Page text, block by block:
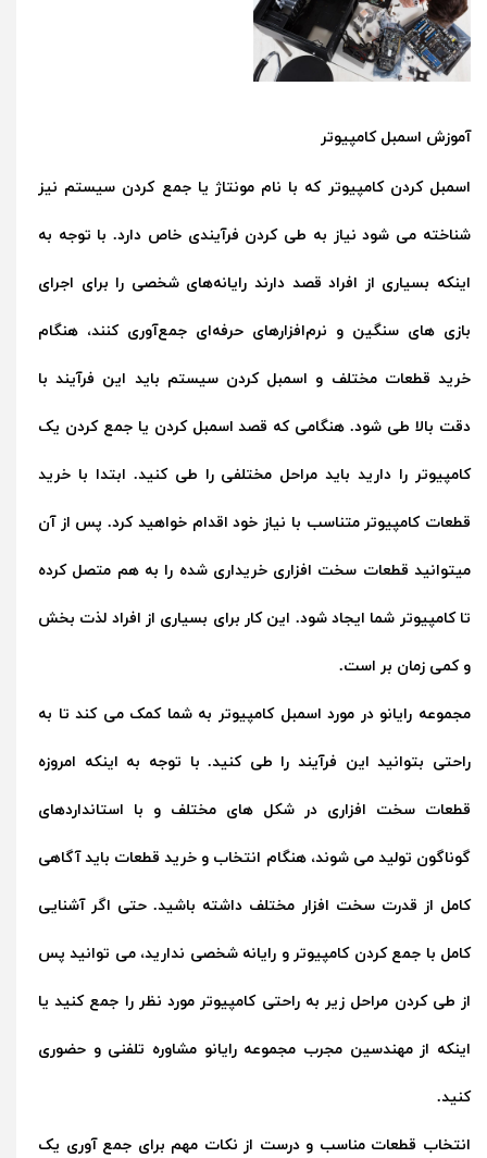
آموزش اسمبل کامپیوتر
اسمبل کردن کامپیوتر که با نام مونتاژ یا جمع کردن سیستم نیز
شناخته می شود نیاز به طی کردن فرآیندی خاص دارد. با توجه به
اینکه بسیاری از افراد قصد دارند رایانه‌های شخصی را برای اجرای
بازی های سنگین و نرم‌افزارهای حرفه‌ای جمع‌آوری کنند، هنگام
خرید قطعات مختلف و اسمبل کردن سیستم باید این فرآیند با
دقت بالا طی شود. هنگامی که قصد اسمبل کردن یا جمع کردن یک
کامپیوتر را دارید باید مراحل مختلفی را طی کنید. ابتدا با خرید
قطعات کامپیوتر متناسب با نیاز خود اقدام خواهید کرد. پس از آن
میتوانید قطعات سخت افزاری خریداری شده را به هم متصل کرده
تا کامپیوتر شما ایجاد شود. این کار برای بسیاری از افراد لذت بخش
و کمی زمان بر است.
مجموعه رایانو در مورد اسمبل کامپیوتر به شما کمک می کند تا به
راحتی بتوانید این فرآیند را طی کنید. با توجه به اینکه امروزه
قطعات سخت افزاری در شکل های مختلف و با استانداردهای
گوناگون تولید می شوند، هنگام انتخاب و خرید قطعات باید آگاهی
کامل از قدرت سخت افزار مختلف داشته باشید. حتی اگر آشنایی
کامل با جمع کردن کامپیوتر و رایانه شخصی ندارید، می توانید پس
از طی کردن مراحل زیر به راحتی کامپیوتر مورد نظر را جمع کنید یا
اینکه از مهندسین مجرب مجموعه رایانو مشاوره تلفنی و حضوری
کنید.
انتخاب قطعات مناسب و درست از نکات مهم برای جمع آوری یک